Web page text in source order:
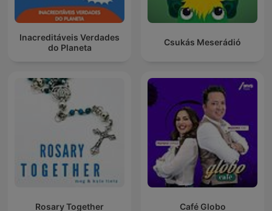
Inacreditáveis Verdades
do Planeta
Csukás Meserádió
Rosary Together Café Globo